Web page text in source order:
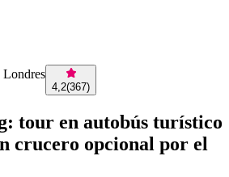
Londres
4,2(367)
tour en autobús turístico
crucero opcional por el